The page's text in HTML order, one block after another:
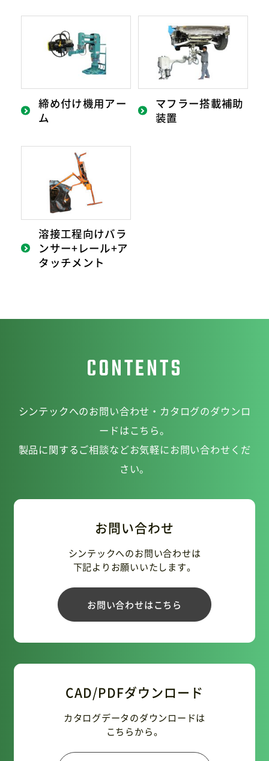
締め付け機用アー
ム
マフラー搭載補助
装置
溶接工程向けバラ
ンサー+レール+ア
タッチメント
CONTENTS
シンテックへのお問い合わせ・カタログのダウンロ
ードはこちら。
製品に関するご相談などお気軽にお問い合わせくだ
さい。
お問い合わせ
シンテックへのお問い合わせは
下記よりお願いいたします。
お問い合わせはこちら
CAD/PDFダウンロード
カタログデータのダウンロードは
こちらから。